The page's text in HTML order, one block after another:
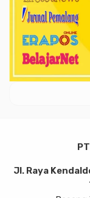
Jl. Raya